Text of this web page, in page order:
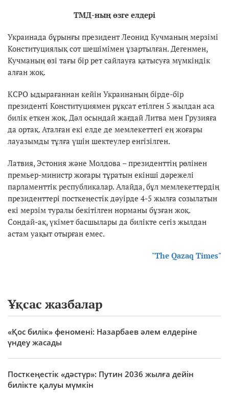
ТМД-ның өзге елдері
Украинада бұрынғы президент Леонид Кучманың мерзімі
Конституциялық сот шешімімен ұзартылған. Дегенмен,
Кучманың өзі тағы бір рет сайлауға қатысуға мүмкіндік
алған жоқ.
КСРО ыдырағаннан кейін Украинаның бірде-бір
президенті Конституциямен рұқсат етілген 5 жылдан аса
билік еткен жоқ. Дәл осындай жағдай Литва мен Грузияға
да ортақ. Аталған екі елде де мемлекеттегі ең жоғары
лауазымды тұлға үшін шектеулер енгізілген.
Латвия, Эстония және Молдова – президенттің рөлінен
премьер-министр жоғары тұратын екінші дәрежелі
парламенттік республикалар. Алайда, бұл мемлекеттердің
президенттері посткеңестік дәуірде 4-5 жылға созылатын
екі мерзім туралы бекітілген норманы бұзған жоқ.
Сондай-ақ, үкімет басшылары да билікте сегіз жылдан
астам уақыт отырған емес.
"The Qazaq Times"
Ұқсас жазбалар
«Қос билік» феномені: Назарбаев әлем елдеріне
үндеу жасады
Посткеңестік «дәстүр»: Путин 2036 жылға дейін
билікте қалуы мүмкін